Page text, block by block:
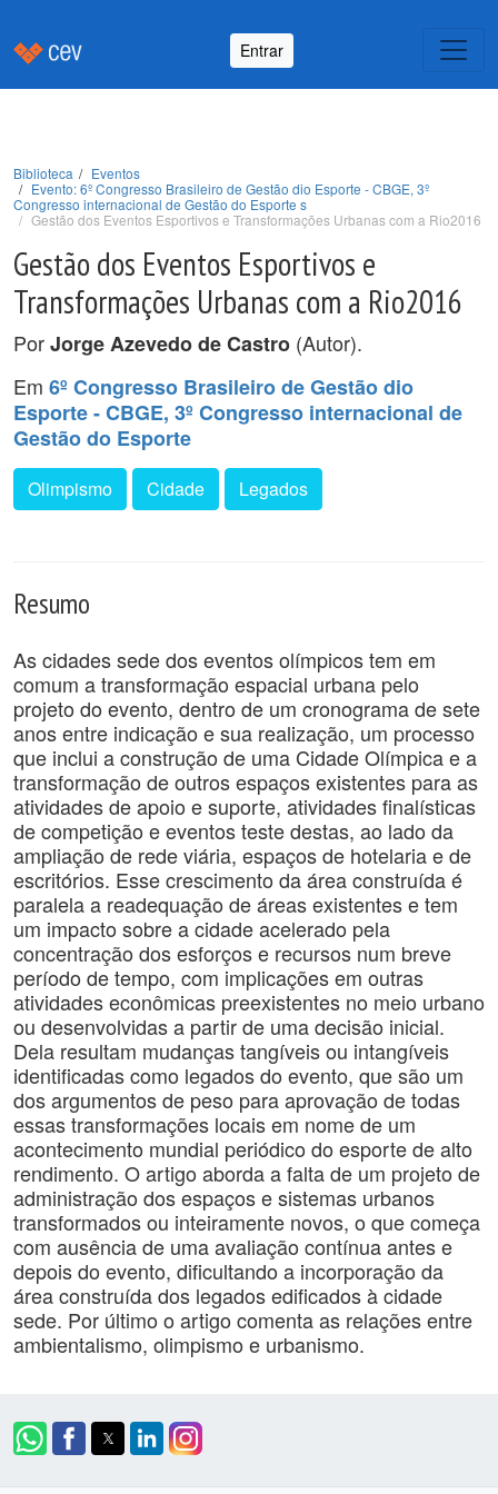
Entrar
Biblioteca
Eventos
Evento: 6º Congresso Brasileiro de Gestão dio Esporte - CBGE, 3º
Congresso internacional de Gestão do Esporte s
Gestão dos Eventos Esportivos e Transformações Urbanas com a Rio2016
Gestão dos Eventos Esportivos e
Transformações Urbanas com a Rio2016
PorJorge Azevedo de Castro (Autor).
Em 6º Congresso Brasileiro de Gestão dio
Esporte - CBGE, 3º Congresso internacional de
Gestão do Esporte
Olimpismo Cidade Legados
Resumo
As cidades sede dos eventos olímpicos tem em
comum a transformação espacial urbana pelo
projeto do evento, dentro de um cronograma de sete
anos entre indicação e sua realização, um processo
que inclui a construção de uma Cidade Olímpica e a
transformação de outros espaços existentes para as
atividades de apoio e suporte, atividades finalísticas
de competição e eventos teste destas, ao lado da
ampliação de rede viária, espaços de hotelaria e de
escritórios. Esse crescimento da área construída é
paralela a readequação de áreas existentes e tem
um impacto sobre a cidade acelerado pela
concentração dos esforços e recursos num breve
período de tempo, com implicações em outras
atividades econômicas preexistentes no meio urbano
ou desenvolvidas a partir de uma decisão inicial.
Dela resultam mudanças tangíveis ou intangíveis
identificadas como legados do evento, que são um
dos argumentos de peso para aprovação de todas
essas transformações locais em nome de um
acontecimento mundial periódico do esporte de alto
rendimento. O artigo aborda a falta de um projeto de
administração dos espaços e sistemas urbanos
transformados ou inteiramente novos, o que começa
com ausência de uma avaliação contínua antes e
depois do evento, dificultando a incorporação da
área construída dos legados edificados à cidade
sede. Por último o artigo comenta as relações entre
ambientalismo, olimpismo e urbanismo.